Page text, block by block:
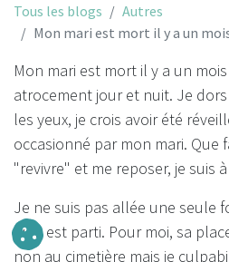
Tous les blogs
Autres
Mon mari est mort il y a un
Mon mari est mort il y a un
atrocement jour et nuit. Je
les yeux, je crois avoir été
occasionné par mon mari. Que
"revivre" et me reposer, je suis
Je ne suis pas allée une seule
qu'il est parti. Pour moi, sa
non au cimetière mais je